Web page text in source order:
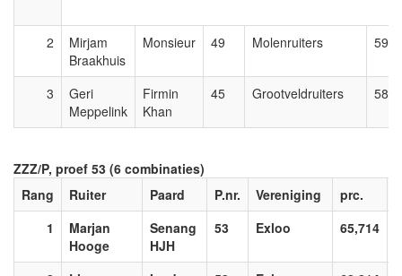
2
Mirjam
Braakhuis
Monsieur 49 Molenruiters
3
Geri
Meppelink
Firmin
Khan
45 Grootveldruiters
ZZZ/P, proef 53 (6 combinaties)
Rang
Ruiter Paard P.nr. Vereniging prc.
1
Marjan
Hooge
Senang
HJH
53 Exloo 65,714